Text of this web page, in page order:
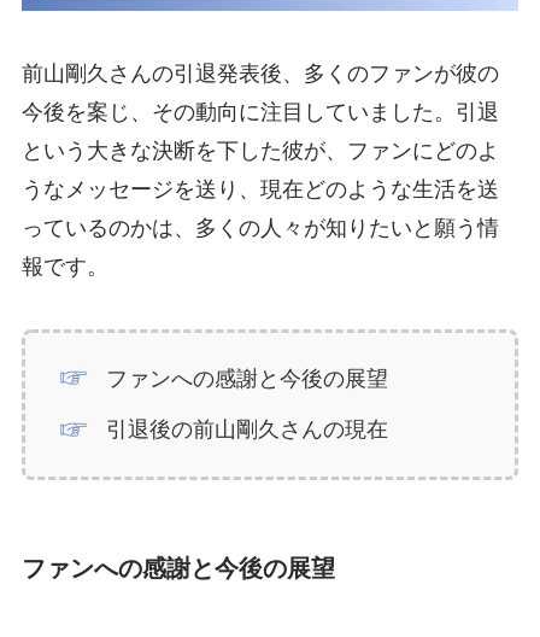
前山剛久さんの引退発表後、多くのファンが彼の
今後を案じ、その動向に注目していました。引退
という大きな決断を下した彼が、ファンにどのよ
うなメッセージを送り、現在どのような生活を送
っているのかは、多くの人々が知りたいと願う情
報です。
ファンへの感謝と今後の展望
引退後の前山剛久さんの現在
ファンへの感謝と今後の展望